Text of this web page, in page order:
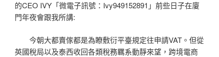
的CEO IVY「微電子訊號：Ivy949152891」前些日子在廈
門年夜會跟我所講:
今朝大都賣傢都是為瞭敷衍平臺規定往申請VAT。但從
英國稅局以及泰西收回各類稅務羈系動靜來望，跨境電商